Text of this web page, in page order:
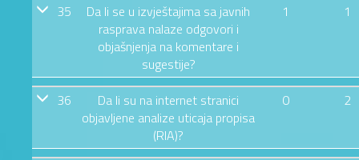
35
Da li se u izvještajima sa javnih
rasprava nalaze odgovori i
objašnjenja na komentare i
sugestije?
1 1
36
Da li su na internet stranici
objavljene analize uticaja propisa
(RIA)?
0 2